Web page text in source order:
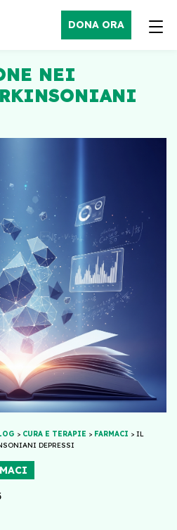
DONA ORA
NEI
> CURA E TERAPIE > FARMACI > IL
DEPRESSI